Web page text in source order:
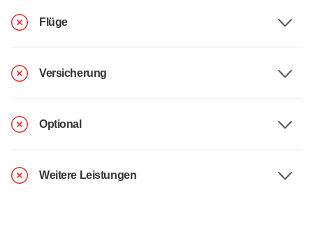
Flüge
Versicherung
Optional
Weitere Leistungen